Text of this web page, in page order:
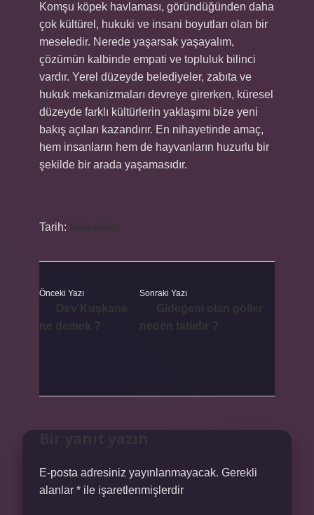
Komşu köpek havlaması, göründüğünden daha
çok kültürel, hukuki ve insani boyutları olan bir
meseledir. Nerede yaşarsak yaşayalım,
çözümün kalbinde empati ve topluluk bilinci
vardır. Yerel düzeyde belediyeler, zabıta ve
hukuk mekanizmaları devreye girerken, küresel
düzeyde farklı kültürlerin yaklaşımı bize yeni
bakış açıları kazandırır. En nihayetinde amaç,
hem insanların hem de hayvanların huzurlu bir
şekilde bir arada yaşamasıdır.
Tarih:
Önceki Yazı Sonraki Yazı
E-posta adresiniz yayınlanmayacak. Gerekli
alanlar * ile işaretlenmişlerdir